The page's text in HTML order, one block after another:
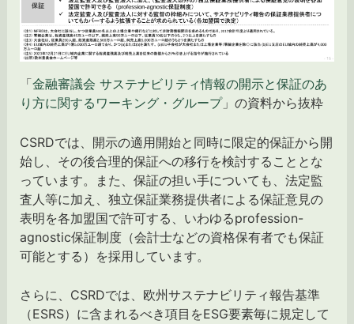
「金融審議会 サステナビリティ情報の開示と保証のあ
り方に関するワーキング・グループ」の資料から抜粋
CSRDでは、開示の適用開始と同時に限定的保証から開
始し、その後合理的保証への移行を検討することとな
っています。また、保証の担い手についても、法定監
査人等に加え、独立保証業務提供者による保証意見の
表明を各加盟国で許可する、いわゆるprofession-
agnostic保証制度（会計士などの資格保有者でも保証
可能とする）を採用しています。
さらに、CSRDでは、欧州サステナビリティ報告基準
（ESRS）に含まれるべき項目をESG要素毎に規定して